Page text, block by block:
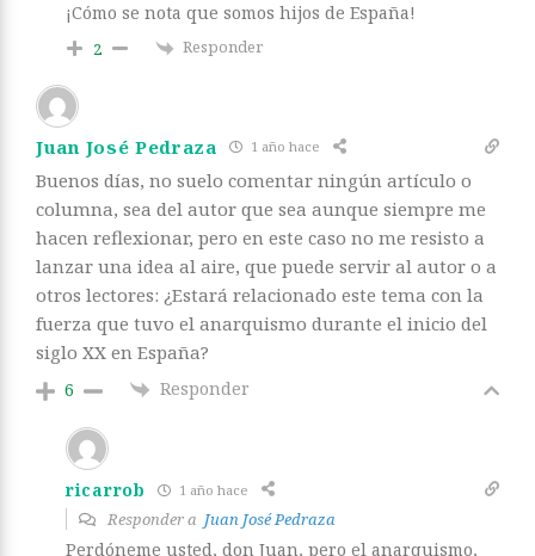
¡Cómo se nota que somos hijos de España!
2 Responder
Juan José Pedraza 1 año hace
Buenos días, no suelo comentar ningún artículo o
columna, sea del autor que sea aunque siempre me
hacen reflexionar, pero en este caso no me resisto a
lanzar una idea al aire, que puede servir al autor o a
otros lectores: ¿Estará relacionado este tema con la
fuerza que tuvo el anarquismo durante el inicio del
siglo XX en España?
6 Responder
ricarrob 1 año hace
Responder a Juan José Pedraza
Perdóneme usted, don Juan, pero el anarquismo,